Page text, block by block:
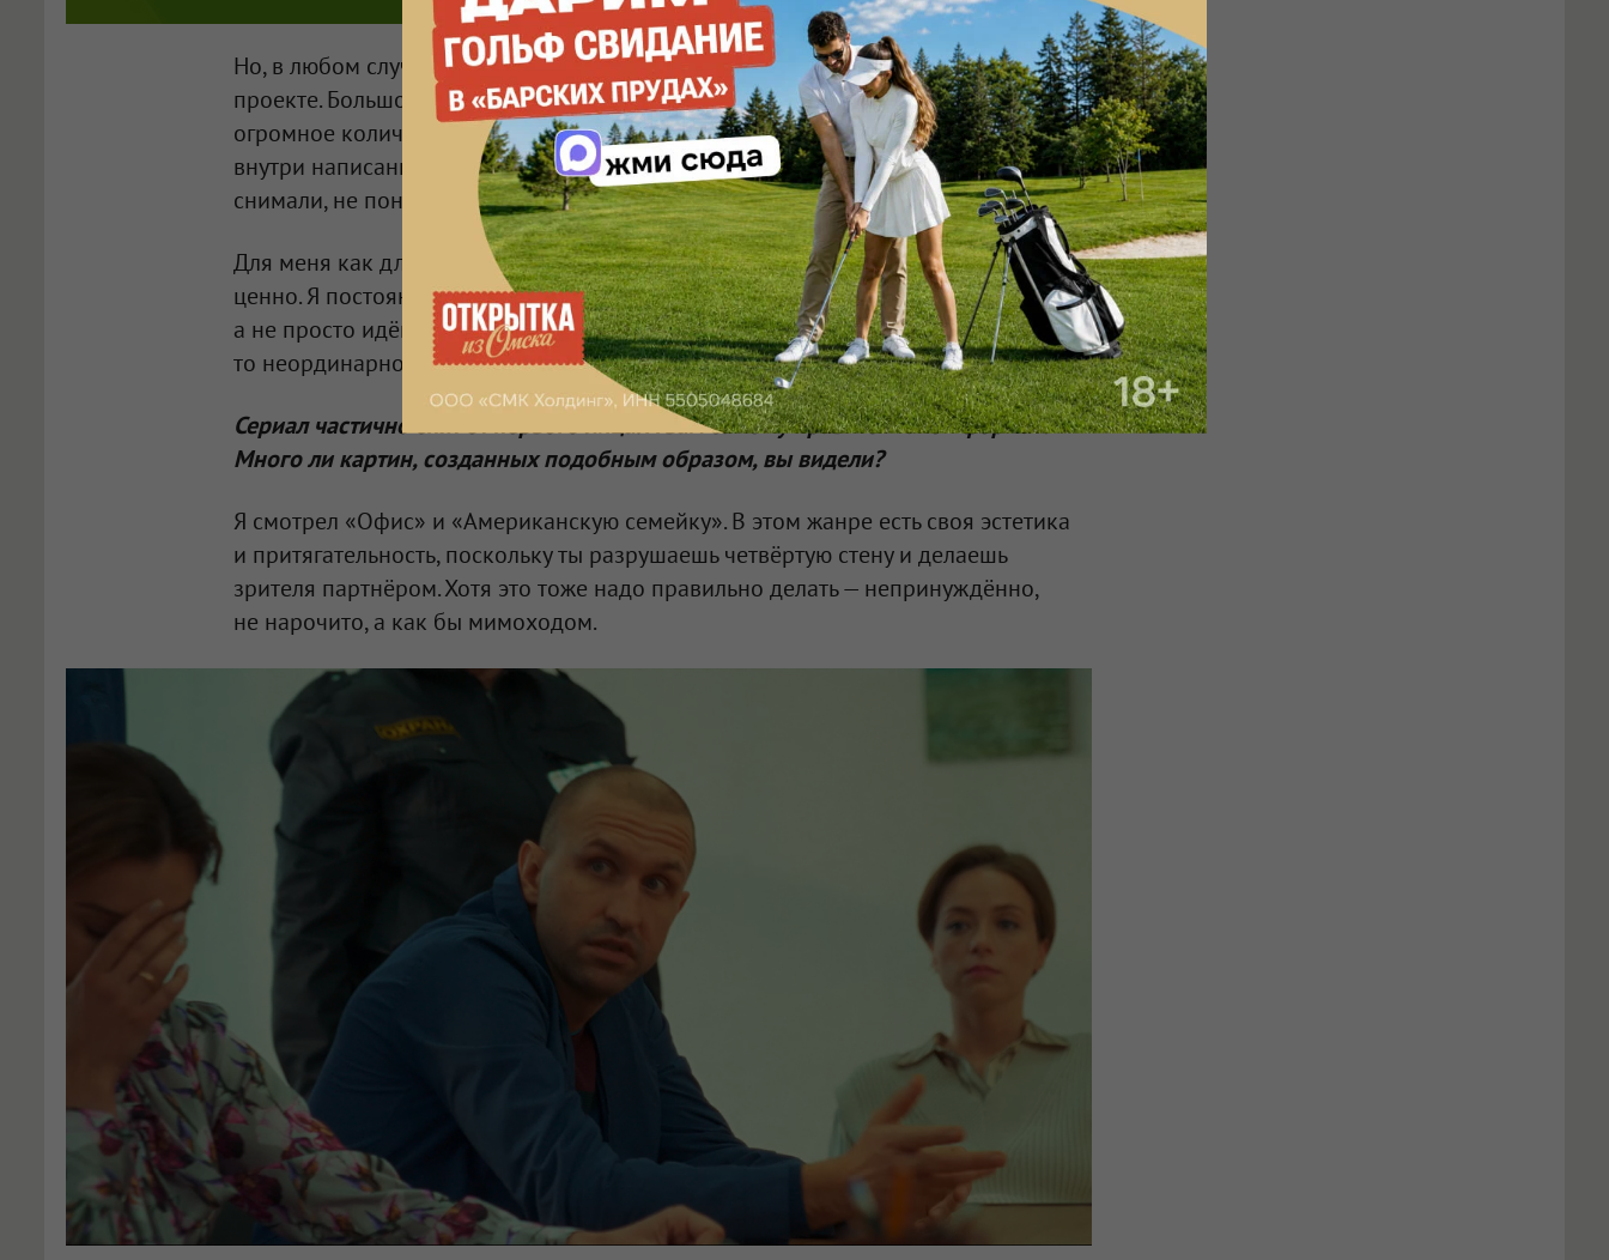
Но, в любом случае, мне было безумно интересно и приятно работать на этом
проекте. Большое спасибо режиссёру Рустаму Ильясову. У него появлялось
огромное количество различных задумок. Я имею в виду решения не только
внутри написанного текста, но и дополнительный материал, который мы
снимали, не понимая, войдёт ли он потом в сериал.
Для меня как для человека глубоко любящего творческий процесс это очень
ценно. Я постоянно ощущал, что мы творим, придумываем, создаём новое,
а не просто идём по заданной схеме. Мы пытались сделать что-
то неординарное.
Сериал частично снят от первого лица. А вам самому нравится такой формат?
Много ли картин, созданных подобным образом, вы видели?
Я смотрел «Офис» и «Американскую семейку». В этом жанре есть своя эстетика
и притягательность, поскольку ты разрушаешь четвёртую стену и делаешь
зрителя партнёром. Хотя это тоже надо правильно делать — непринуждённо,
не нарочито, а как бы мимоходом.